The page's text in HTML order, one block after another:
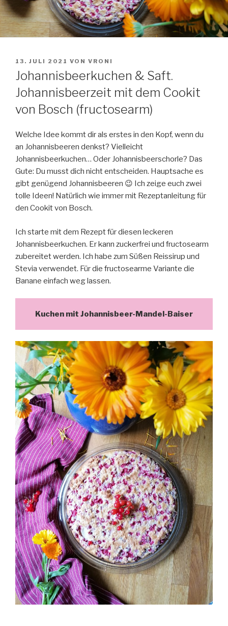
VERÖFFENTLICHT
AM
13. JULI 2021 VON VRONI
Johannisbeerkuchen & Saft.
Johannisbeerzeit mit dem Cookit
von Bosch (fructosearm)
Welche Idee kommt dir als erstes in den Kopf, wenn du
an Johannisbeeren denkst? Vielleicht
Johannisbeerkuchen… Oder Johannisbeerschorle? Das
Gute: Du musst dich nicht entscheiden. Hauptsache es
gibt genügend Johannisbeeren 😉 Ich zeige euch zwei
tolle Ideen! Natürlich wie immer mit Rezeptanleitung für
den Cookit von Bosch.
Ich starte mit dem Rezept für diesen leckeren
Johannisbeerkuchen. Er kann zuckerfrei und fructosearm
zubereitet werden. Ich habe zum Süßen Reissirup und
Stevia verwendet. Für die fructosearme Variante die
Banane einfach weg lassen.
Kuchen mit Johannisbeer-Mandel-Baiser